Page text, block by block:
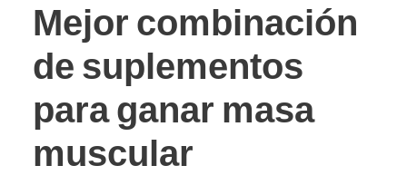
Mejor combinación
de suplementos
para ganar masa
muscular